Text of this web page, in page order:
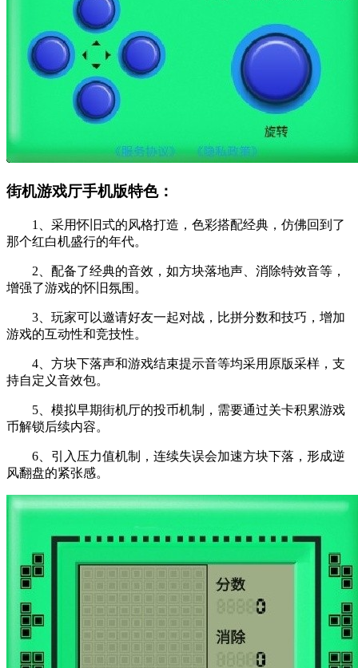
街机游戏厅手机版特色：
1、采用怀旧式的风格打造，色彩搭配经典，仿佛回到了
那个红白机盛行的年代。
2、配备了经典的音效，如方块落地声、消除特效音等，
增强了游戏的怀旧氛围。
3、玩家可以邀请好友一起对战，比拼分数和技巧，增加
游戏的互动性和竞技性。
4、方块下落声和游戏结束提示音等均采用原版采样，支
持自定义音效包。
5、模拟早期街机厅的投币机制，需要通过关卡积累游戏
币解锁后续内容。
6、引入压力值机制，连续失误会加速方块下落，形成逆
风翻盘的紧张感。